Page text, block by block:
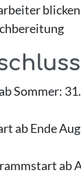
Sommer:
ab Ende
ab